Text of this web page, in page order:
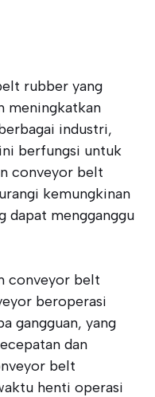
rubber yang
meningkatkan
industri,
berfungsi untuk
conveyor belt
kemungkinan
dapat mengganggu
conveyor belt
beroperasi
gangguan, yang
dan
belt
henti operasi